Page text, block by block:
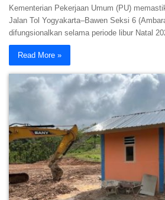
Kementerian Pekerjaan Umum (PU)
Jalan Tol Yogyakarta–Bawen Seksi 6
difungsionalkan selama periode libur Natal
Read More »